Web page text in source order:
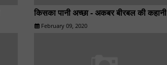
किसका पानी अच्छा - अकबर बीरबल की कहानी
February 09, 2020